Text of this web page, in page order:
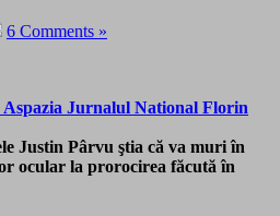
6 Comments »
Justin Pârvu ştia că va muri în
ocular la prorocirea făcută în